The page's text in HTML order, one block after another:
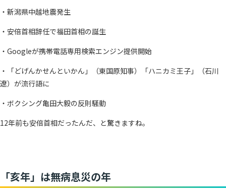
・新潟県中越地震発生
・安倍首相辞任で福田首相の誕生
・Googleが携帯電話専用検索エンジン提供開始
・「どげんかせんといかん」（東国原知事）「ハニカミ王子」（石川
遼）が流行語に
・ボクシング亀田大毅の反則騒動
12年前も安倍首相だったんだ、と驚きますね。
「亥年」は無病息災の年